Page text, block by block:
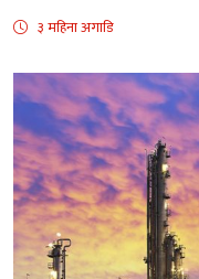
३ महिना अगाडि